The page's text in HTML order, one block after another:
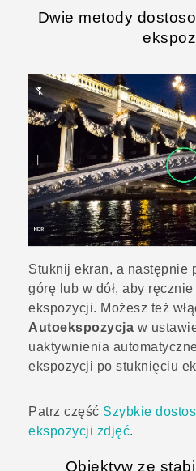
Dwie metody
Stuknij ekran, a następnie
górę lub w dół, aby
ekspozycji. Możesz też
Autoekspozycja w
uaktywnienia
ekspozycji po stuknięciu
Patrz część Szybkie
ekspozycji zdjęć.
Obiektyw ze